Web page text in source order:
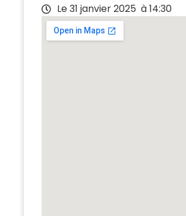
Le 31 janvier 2025 à 14:30